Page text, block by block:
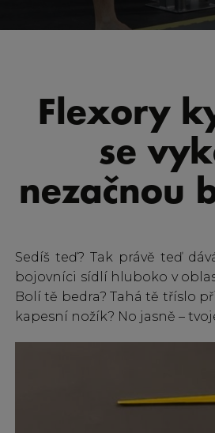
Flexory
se
nezačnou
Sedíš teď? Tak právě teď
bojovníci sídlí hluboko v
Bolí tě bedra? Tahá tě tříslo
kapesní nožík? No jasně –